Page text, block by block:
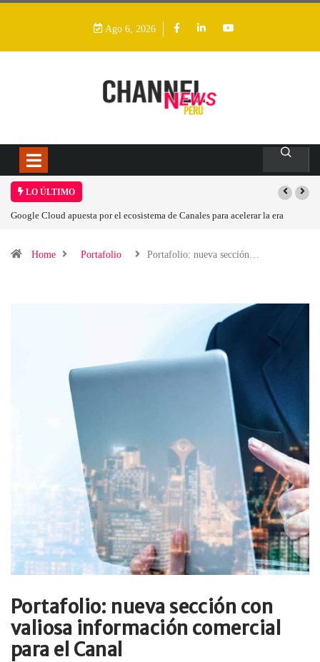
Ago 6, 2026
LO ÚLTIMO
Cloud apuesta por el ecosistema de Canales para acelerar la era
Las
Home Portafolio Portafolio: nueva sección…
Portafolio: nueva sección con
valiosa información comercial
para el Canal